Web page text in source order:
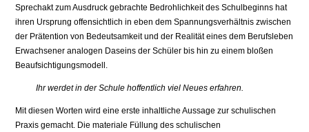
Sprechakt zum Ausdruck gebrachte Bedrohlichkeit des Schulbeginns hat
ihren Ursprung offensichtlich in eben dem Spannungsverhältnis zwischen
der Prätention von Bedeutsamkeit und der Realität eines dem Berufsleben
Erwachsener analogen Daseins der Schüler bis hin zu einem bloßen
Beaufsichtigungsmodell.
Ihr werdet in der Schule hoffentlich viel Neues erfahren.
Mit diesen Worten wird eine erste inhaltliche Aussage zur schulischen
Praxis gemacht. Die materiale Füllung des schulischen